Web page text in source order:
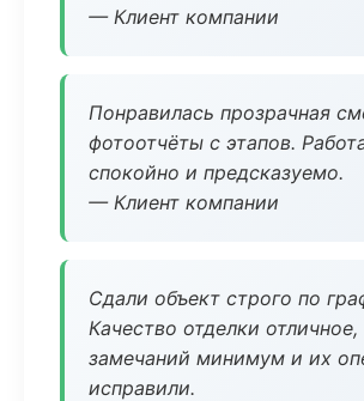
— Клиент компании
Понравилась прозрачная
фотоотчёты с этапов.
спокойно и предсказуемо.
— Клиент компании
Сдали объект строго по
Качество отделки отличное,
замечаний минимум и их
исправили.